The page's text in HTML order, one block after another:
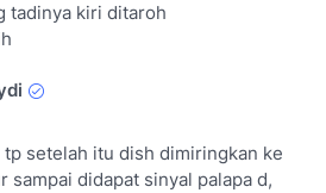
tadinya kiri ditaroh
tp setelah itu dish dimiringkan ke
sampai didapat sinyal palapa d,